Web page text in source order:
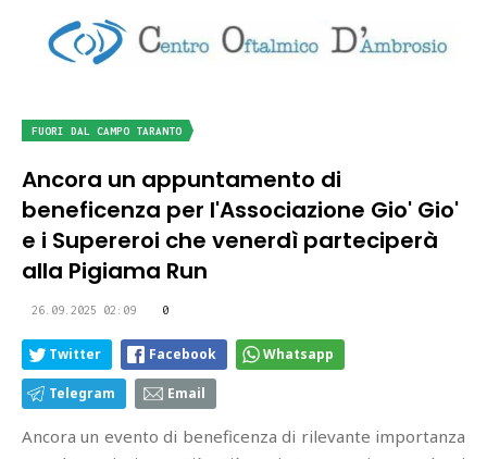
FUORI DAL CAMPO TARANTO
Ancora un appuntamento di
beneficenza per l'Associazione Gio' Gio'
e i Supereroi che venerdì parteciperà
alla Pigiama Run
26.09.2025 02:09 0
Twitter Facebook Whatsapp
Telegram Email
Ancora un evento di beneficenza di rilevante importanza